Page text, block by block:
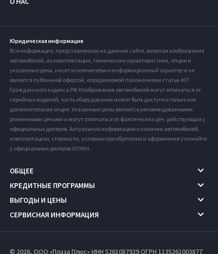
Юридическая информация
Вся информация, представленная на данном сайте, включая изображения
автомобилей, их комплектации, технические характеристики, опции и
указанные цены, носит исключительно информационный характер и не
является публичной офертой, определяемой положениями статьи 437
Гражданского кодекса РФ. Изображения автомобилей могут отличаться от
серийных моделей, часть оборудования может быть доступна только как
дополнительная опция. Указанные цены являются рекомендованными
розничными ценами и могут отличаться от фактических цен, действующих у
официальных дилеров. Актуальную информацию о наличии автомобилей,
комплектациях, стоимости, условиях приобретения и оформления уточняйте
у официальных дилеров VOYAH.
ОБЩЕЕ
КРЕДИТНЫЕ ПРОГРАММЫ
ВЫГОДЫ И ЦЕНЫ
СЕРВИСНАЯ ИНФОРМАЦИЯ
© 2026, ООО «Плаза Плюс» ИНН 5261087929ОГРН 1135261003877